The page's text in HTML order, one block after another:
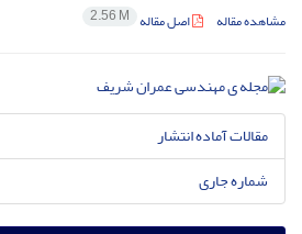
مشاهده مقاله اصل مقاله 2.56 M
مقالات آماده انتشار
شماره جاری